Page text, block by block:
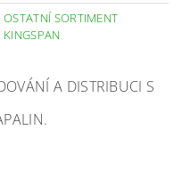
OSTATNÍ SORTIMENT
KINGSPAN
A DISTRIBUCI S